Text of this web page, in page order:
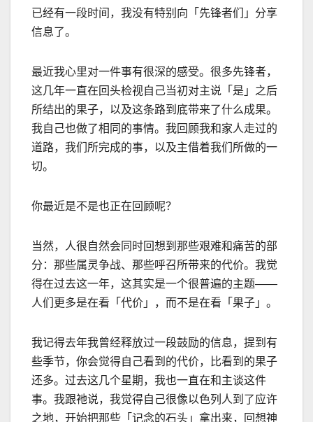
已经有一段时间，我没有特别向「先锋者们」分享
信息了。
最近我心里对一件事有很深的感受。很多先锋者，
这几年一直在回头检视自己当初对主说「是」之后
所结出的果子，以及这条路到底带来了什么成果。
我自己也做了相同的事情。我回顾我和家人走过的
道路，我们所完成的事，以及主借着我们所做的一
切。
你最近是不是也正在回顾呢？
当然，人很自然会同时回想到那些艰难和痛苦的部
分：那些属灵争战、那些呼召所带来的代价。我觉
得在过去这一年，这其实是一个很普遍的主题——
人们更多是在看「代价」，而不是在看「果子」。
我记得去年我曾经释放过一段鼓励的信息，提到有
些季节，你会觉得自己看到的代价，比看到的果子
还多。过去这几个星期，我也一直在和主谈这件
事。我跟祂说，我觉得自己很像以色列人到了应许
之地，开始把那些「记念的石头」拿出来，回想神